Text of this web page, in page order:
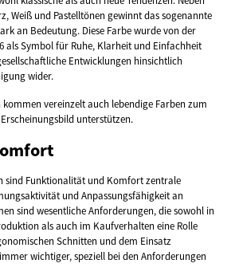
Weiß und Pastelltönen gewinnt das sogenannte
an Bedeutung. Diese Farbe wurde von der
als Symbol für Ruhe, Klarheit und Einfachheit
Entwicklungen hinsichtlich
wider.
kommen vereinzelt auch lebendige Farben zum
unterstützen.
sind Funktionalität und Komfort zentrale
und Anpassungsfähigkeit an
sind wesentliche Anforderungen, die sowohl in
als auch im Kaufverhalten eine Rolle
Schnitten und dem Einsatz
wichtiger, speziell bei den Anforderungen